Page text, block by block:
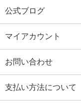
公式ブログ
マイアカウント
お問い合わせ
支払い方法について